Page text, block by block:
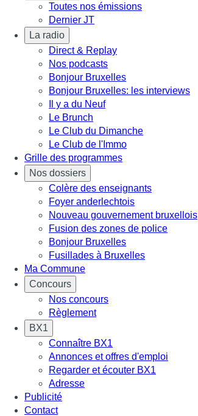
Toutes nos émissions
Dernier JT
La radio
Direct & Replay
Nos podcasts
Bonjour Bruxelles
Bonjour Bruxelles: les interviews
Il y a du Neuf
Le Brunch
Le Club du Dimanche
Le Club de l'Immo
Grille des programmes
Nos dossiers
Colère des enseignants
Foyer anderlechtois
Nouveau gouvernement bruxellois
Fusion des zones de police
Bonjour Bruxelles
Fusillades à Bruxelles
Ma Commune
Concours
Nos concours
Règlement
BX1
Connaître BX1
Annonces et offres d'emploi
Regarder et écouter BX1
Adresse
Publicité
Contact